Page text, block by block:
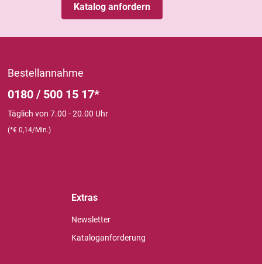
Katalog anfordern
Bestellannahme
0180 / 500 15 17*
Täglich von 7.00 - 20.00 Uhr
(*€ 0,14/Min.)
Extras
Newsletter
Kataloganforderung